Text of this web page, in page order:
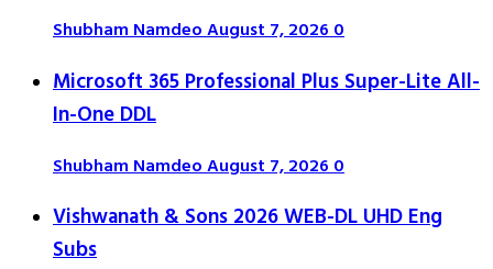
Shubham NamdeoAugust 7, 20260
Microsoft 365 Professional Plus Super-Lite All-
In-One DDL
Shubham NamdeoAugust 7, 20260
Vishwanath & Sons 2026 WEB-DL UHD Eng
Subs